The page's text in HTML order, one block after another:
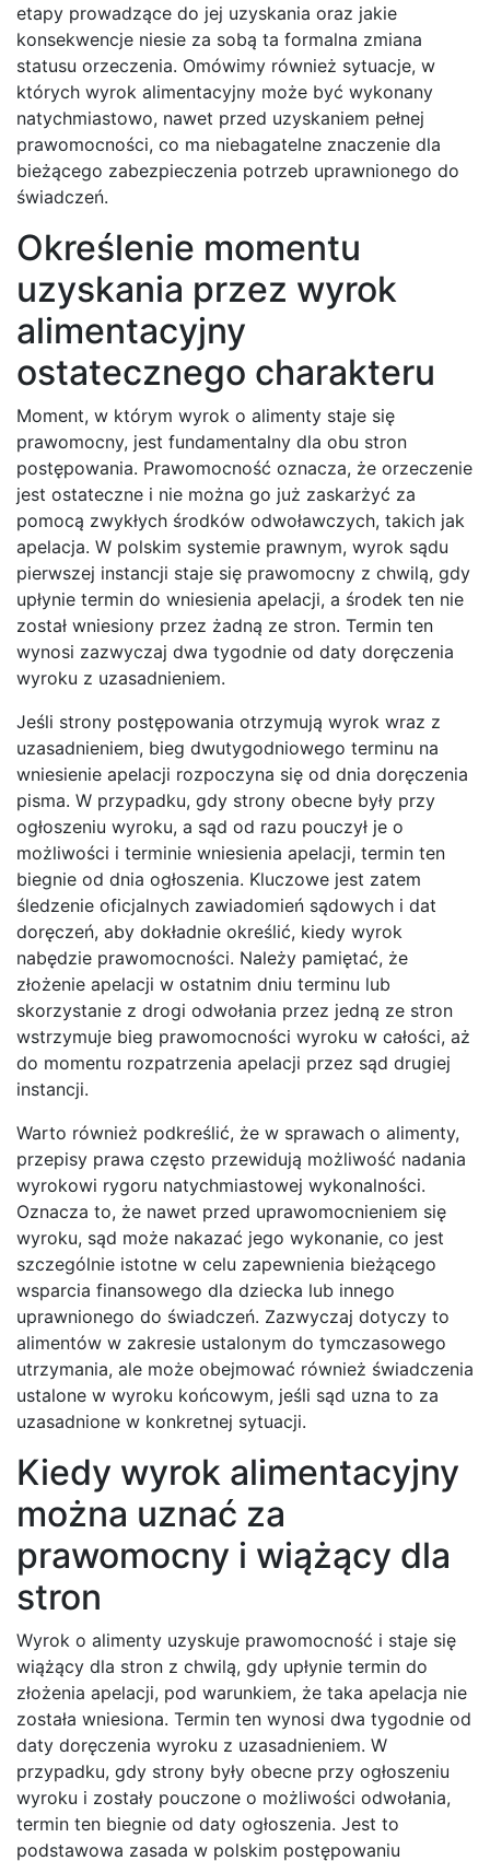
etapy prowadzące do jej uzyskania oraz jakie
konsekwencje niesie za sobą ta formalna zmiana
statusu orzeczenia. Omówimy również sytuacje, w
których wyrok alimentacyjny może być wykonany
natychmiastowo, nawet przed uzyskaniem pełnej
prawomocności, co ma niebagatelne znaczenie dla
bieżącego zabezpieczenia potrzeb uprawnionego do
świadczeń.
Określenie momentu
uzyskania przez wyrok
alimentacyjny
ostatecznego charakteru
Moment, w którym wyrok o alimenty staje się
prawomocny, jest fundamentalny dla obu stron
postępowania. Prawomocność oznacza, że orzeczenie
jest ostateczne i nie można go już zaskarżyć za
pomocą zwykłych środków odwoławczych, takich jak
apelacja. W polskim systemie prawnym, wyrok sądu
pierwszej instancji staje się prawomocny z chwilą, gdy
upłynie termin do wniesienia apelacji, a środek ten nie
został wniesiony przez żadną ze stron. Termin ten
wynosi zazwyczaj dwa tygodnie od daty doręczenia
wyroku z uzasadnieniem.
Jeśli strony postępowania otrzymują wyrok wraz z
uzasadnieniem, bieg dwutygodniowego terminu na
wniesienie apelacji rozpoczyna się od dnia doręczenia
pisma. W przypadku, gdy strony obecne były przy
ogłoszeniu wyroku, a sąd od razu pouczył je o
możliwości i terminie wniesienia apelacji, termin ten
biegnie od dnia ogłoszenia. Kluczowe jest zatem
śledzenie oficjalnych zawiadomień sądowych i dat
doręczeń, aby dokładnie określić, kiedy wyrok
nabędzie prawomocności. Należy pamiętać, że
złożenie apelacji w ostatnim dniu terminu lub
skorzystanie z drogi odwołania przez jedną ze stron
wstrzymuje bieg prawomocności wyroku w całości, aż
do momentu rozpatrzenia apelacji przez sąd drugiej
instancji.
Warto również podkreślić, że w sprawach o alimenty,
przepisy prawa często przewidują możliwość nadania
wyrokowi rygoru natychmiastowej wykonalności.
Oznacza to, że nawet przed uprawomocnieniem się
wyroku, sąd może nakazać jego wykonanie, co jest
szczególnie istotne w celu zapewnienia bieżącego
wsparcia finansowego dla dziecka lub innego
uprawnionego do świadczeń. Zazwyczaj dotyczy to
alimentów w zakresie ustalonym do tymczasowego
utrzymania, ale może obejmować również świadczenia
ustalone w wyroku końcowym, jeśli sąd uzna to za
uzasadnione w konkretnej sytuacji.
Kiedy wyrok alimentacyjny
można uznać za
prawomocny i wiążący dla
stron
Wyrok o alimenty uzyskuje prawomocność i staje się
wiążący dla stron z chwilą, gdy upłynie termin do
złożenia apelacji, pod warunkiem, że taka apelacja nie
została wniesiona. Termin ten wynosi dwa tygodnie od
daty doręczenia wyroku z uzasadnieniem. W
przypadku, gdy strony były obecne przy ogłoszeniu
wyroku i zostały pouczone o możliwości odwołania,
termin ten biegnie od daty ogłoszenia. Jest to
podstawowa zasada w polskim postępowaniu